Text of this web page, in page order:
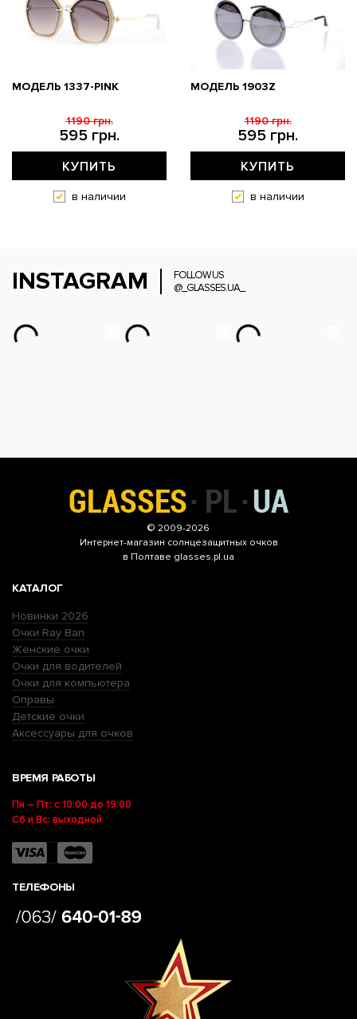
МОДЕЛЬ 1337-PINK
595 грн.
1190 грн.
КУПИТЬ
в наличии
МОДЕЛЬ 1903Z
595 грн.
1190 грн.
КУПИТЬ
в наличии
INSTAGRAM
FOLLOW US
@_GLASSES.UA_
© 2009-2026
Интернет-магазин солнцезащитных очков
в Полтаве glasses.pl.ua
КАТАЛОГ
Новинки 2026
Очки Ray Ban
Женские очки
Очки для водителей
Очки для компьютера
Оправы
Детские очки
Аксессуары для очков
ВРЕМЯ РАБОТЫ
Пн – Пт: с 10:00 до 19:00
Сб и Вс: выходной
ТЕЛЕФОНЫ